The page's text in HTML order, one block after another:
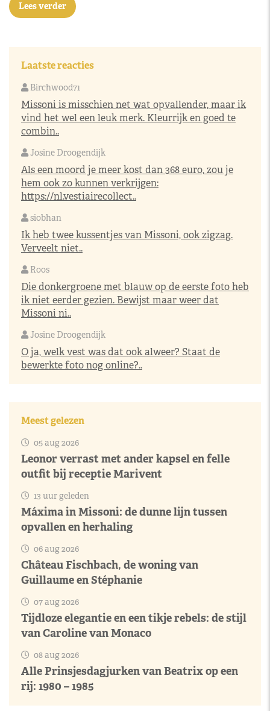
Lees verder
Laatste reacties
Birchwood71
Missoni is misschien net wat opvallender, maar ik
vind het wel een leuk merk. Kleurrijk en goed te
combin..
Josine Droogendijk
Als een moord je meer kost dan 368 euro, zou je
hem ook zo kunnen verkrijgen:
https://nl.vestiairecollect..
siobhan
Ik heb twee kussentjes van Missoni, ook zigzag.
Verveelt niet..
Roos
Die donkergroene met blauw op de eerste foto heb
ik niet eerder gezien. Bewijst maar weer dat
Missoni ni..
Josine Droogendijk
O ja, welk vest was dat ook alweer? Staat de
bewerkte foto nog online?..
Meest gelezen
05 aug 2026
Leonor verrast met ander kapsel en felle
outfit bij receptie Marivent
13 uur geleden
Máxima in Missoni: de dunne lijn tussen
opvallen en herhaling
06 aug 2026
Château Fischbach, de woning van
Guillaume en Stéphanie
07 aug 2026
Tijdloze elegantie en een tikje rebels: de stijl
van Caroline van Monaco
08 aug 2026
Alle Prinsjesdagjurken van Beatrix op een
rij: 1980 – 1985